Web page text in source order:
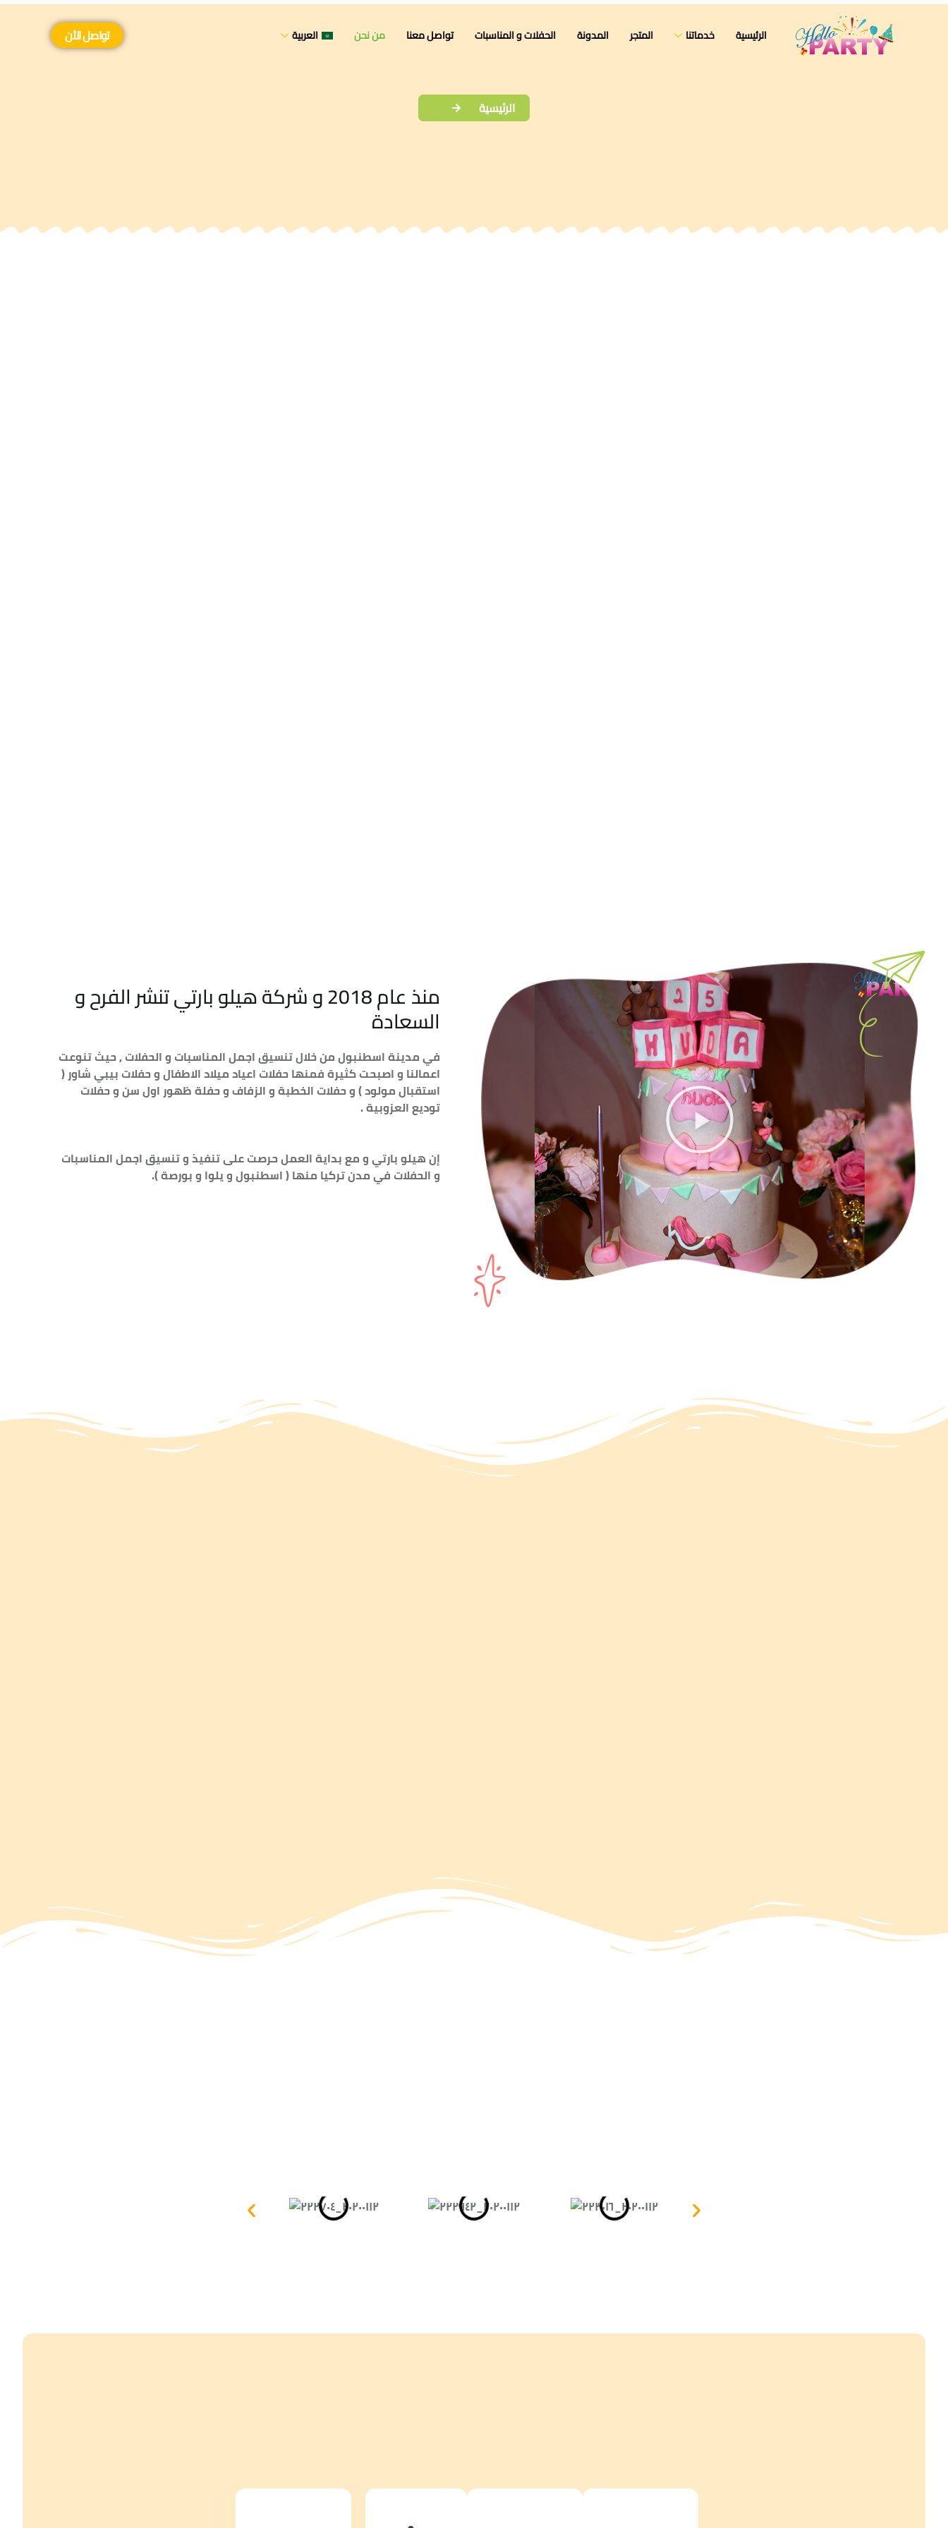
الرئيسية خدماتنا المتجر المدونة الحفلات و المناسبات تواصل معنا من نحن العربية تواصل الأن
الرئيسية
منذ عام 2018 و شركة هيلو بارتي تنشر الفرح و
السعادة
في مدينة اسطنبول من خلال تنسيق اجمل المناسبات و الحفلات , حيث تنوعت
اعمالنا و اصبحت كثيرة فمنها حفلات اعياد ميلاد الاطفال و حفلات بيبي شاور (
استقبال مولود ) و حفلات الخطبة و الزفاف و حفلة ظهور اول سن و حفلات
توديع العزوبية .
إن هيلو بارتي و مع بداية العمل حرصت على تنفيذ و تنسيق اجمل المناسبات
و الحفلات في مدن تركيا منها ( اسطنبول و يلوا و بورصة ).